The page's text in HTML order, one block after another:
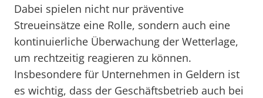
Dabei spielen nicht nur präventive
Streueinsätze eine Rolle, sondern auch eine
kontinuierliche Überwachung der Wetterlage,
um rechtzeitig reagieren zu können.
Insbesondere für Unternehmen in Geldern ist
es wichtig, dass der Geschäftsbetrieb auch bei